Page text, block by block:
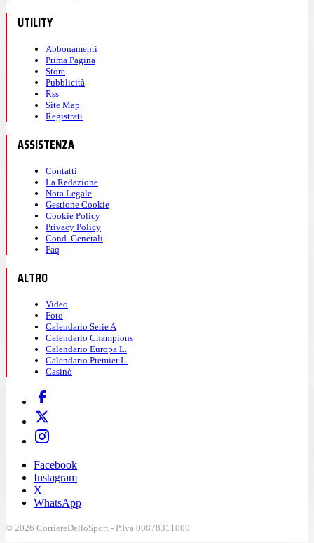
UTILITY
Abbonamenti
Prima Pagina
Store
Pubblicità
Rss
Site Map
Registrati
ASSISTENZA
Contatti
La Redazione
Nota Legale
Gestione Cookie
Cookie Policy
Privacy Policy
Cond. Generali
Faq
ALTRO
Video
Foto
Calendario Serie A
Calendario Champions
Calendario Europa L.
Calendario Premier L.
Casinò
Facebook
Instagram
X
WhatsApp
© 2026 CorriereDelloSport - P.Iva 00878311000